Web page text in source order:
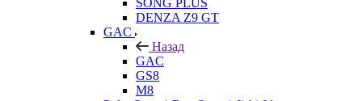
SONG PLUS
DENZA Z9 GT
GAC
Назад
GAC
GS8
M8